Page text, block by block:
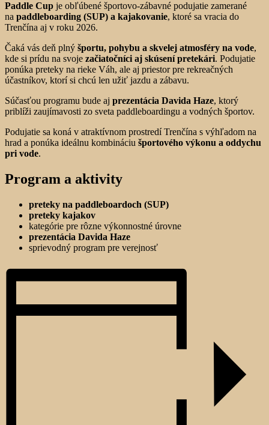
Paddle Cup je obľúbené športovo-zábavné podujatie zamerané
na paddleboarding (SUP) a kajakovanie, ktoré sa vracia do
Trenčína aj v roku 2026.
Čaká vás deň plný športu, pohybu a skvelej atmosféry na vode,
kde si prídu na svoje začiatočníci aj skúsení pretekári. Podujatie
ponúka preteky na rieke Váh, ale aj priestor pre rekreačných
účastníkov, ktorí si chcú len užiť jazdu a zábavu.
Súčasťou programu bude aj prezentácia Davida Haze, ktorý
priblíži zaujímavosti zo sveta paddleboardingu a vodných športov.
Podujatie sa koná v atraktívnom prostredí Trenčína s výhľadom na
hrad a ponúka ideálnu kombináciu športového výkonu a oddychu
pri vode.
Program a aktivity
preteky na paddleboardoch (SUP)
preteky kajakov
kategórie pre rôzne výkonnostné úrovne
prezentácia Davida Haze
sprievodný program pre verejnosť